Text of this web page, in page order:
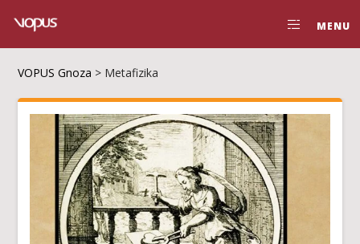
MENU
VOPUS Gnoza > Metafizika